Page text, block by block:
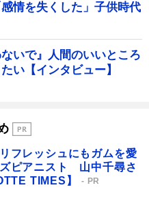
情を失くした」子供時代
いで』人間のいいところ
い【インタビュー】
フレッシュにもガムを愛
ピアニスト 山中千尋さ
TIMES】
PR